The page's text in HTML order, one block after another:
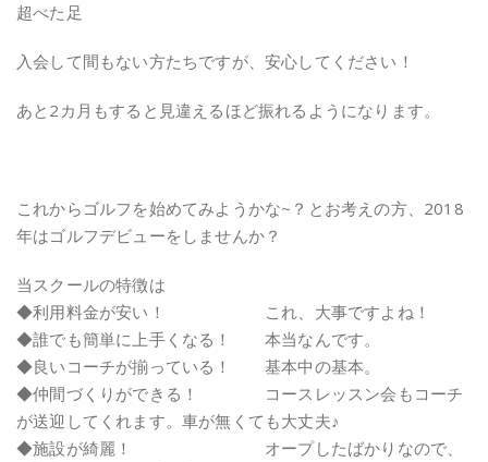
超べた足
入会して間もない方たちですが、安心してください！
あと2カ月もすると見違えるほど振れるようになります。
これからゴルフを始めてみようかな~？とお考えの方、2018
年はゴルフデビューをしませんか？
当スクールの特徴は
◆利用料金が安い！ これ、大事ですよね！
◆誰でも簡単に上手くなる！ 本当なんです。
◆良いコーチが揃っている！ 基本中の基本。
◆仲間づくりができる！ コースレッスン会もコーチ
が送迎してくれます。車が無くても大丈夫♪
◆施設が綺麗！ オープしたばかりなので、